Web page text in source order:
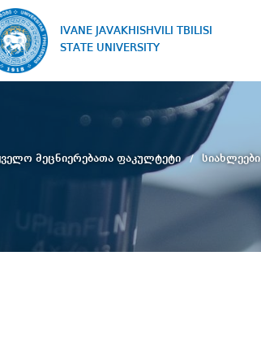
IVANE JAVAKHISHVILI TBILISI
STATE UNIVERSITY
მეცნიერებათა ფაკულტეტი სიახლეები